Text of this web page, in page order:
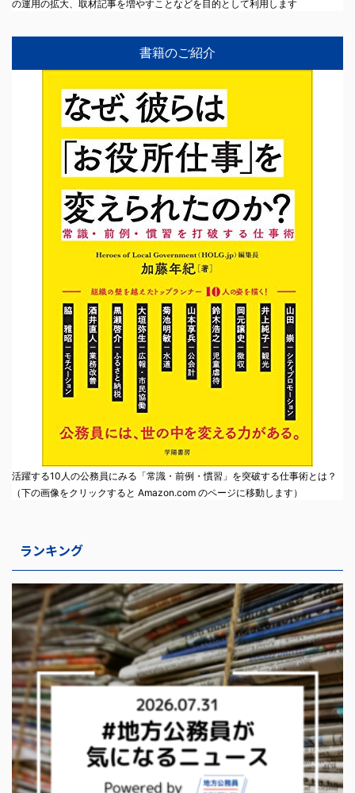
の運用の拡大、取材記事を増やすことなどを目的として利用します
書籍のご紹介
活躍する10人の公務員にみる「常識・前例・慣習」を突破する仕事術とは？
（下の画像をクリックすると Amazon.com のページに移動します）
ランキング